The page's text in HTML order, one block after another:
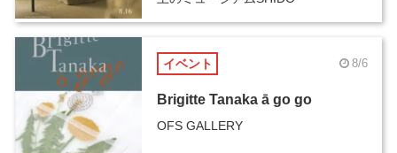
イベント 8/6
Brigitte Tanaka ā go go
OFS GALLERY